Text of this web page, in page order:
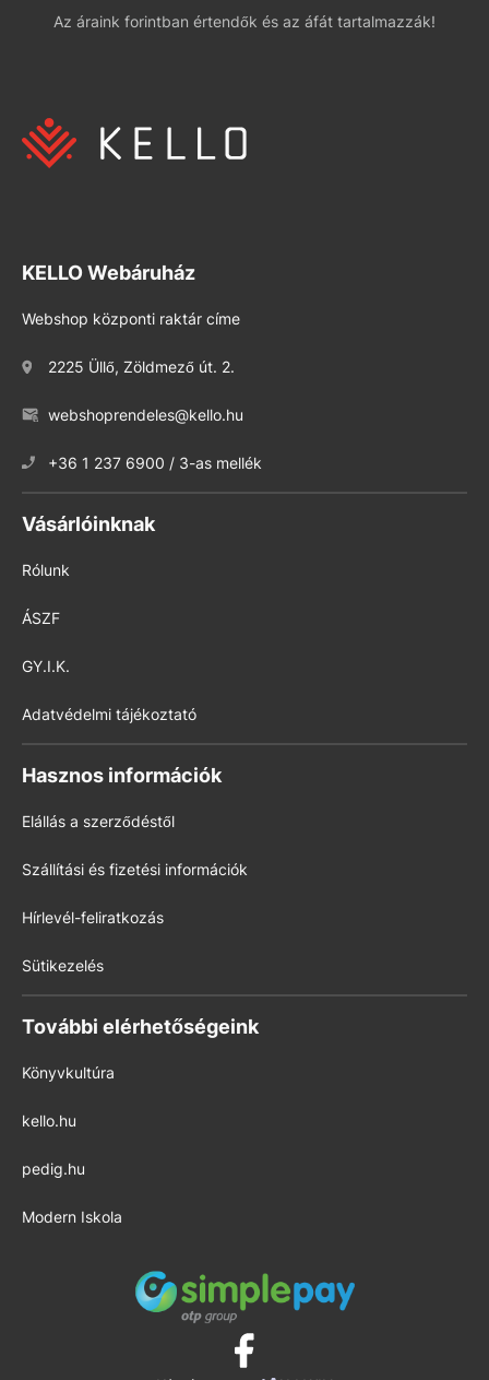
Az áraink forintban értendők és az áfát tartalmazzák!
KELLO Webáruház
Webshop központi raktár címe
2225 Üllő, Zöldmező út. 2.
webshoprendeles@kello.hu
+36 1 237 6900 / 3-as mellék
Vásárlóinknak
Rólunk
ÁSZF
GY.I.K.
Adatvédelmi tájékoztató
Hasznos információk
Elállás a szerződéstől
Szállítási és fizetési információk
Hírlevél-feliratkozás
Sütikezelés
További elérhetőségeink
Könyvkultúra
kello.hu
pedig.hu
Modern Iskola